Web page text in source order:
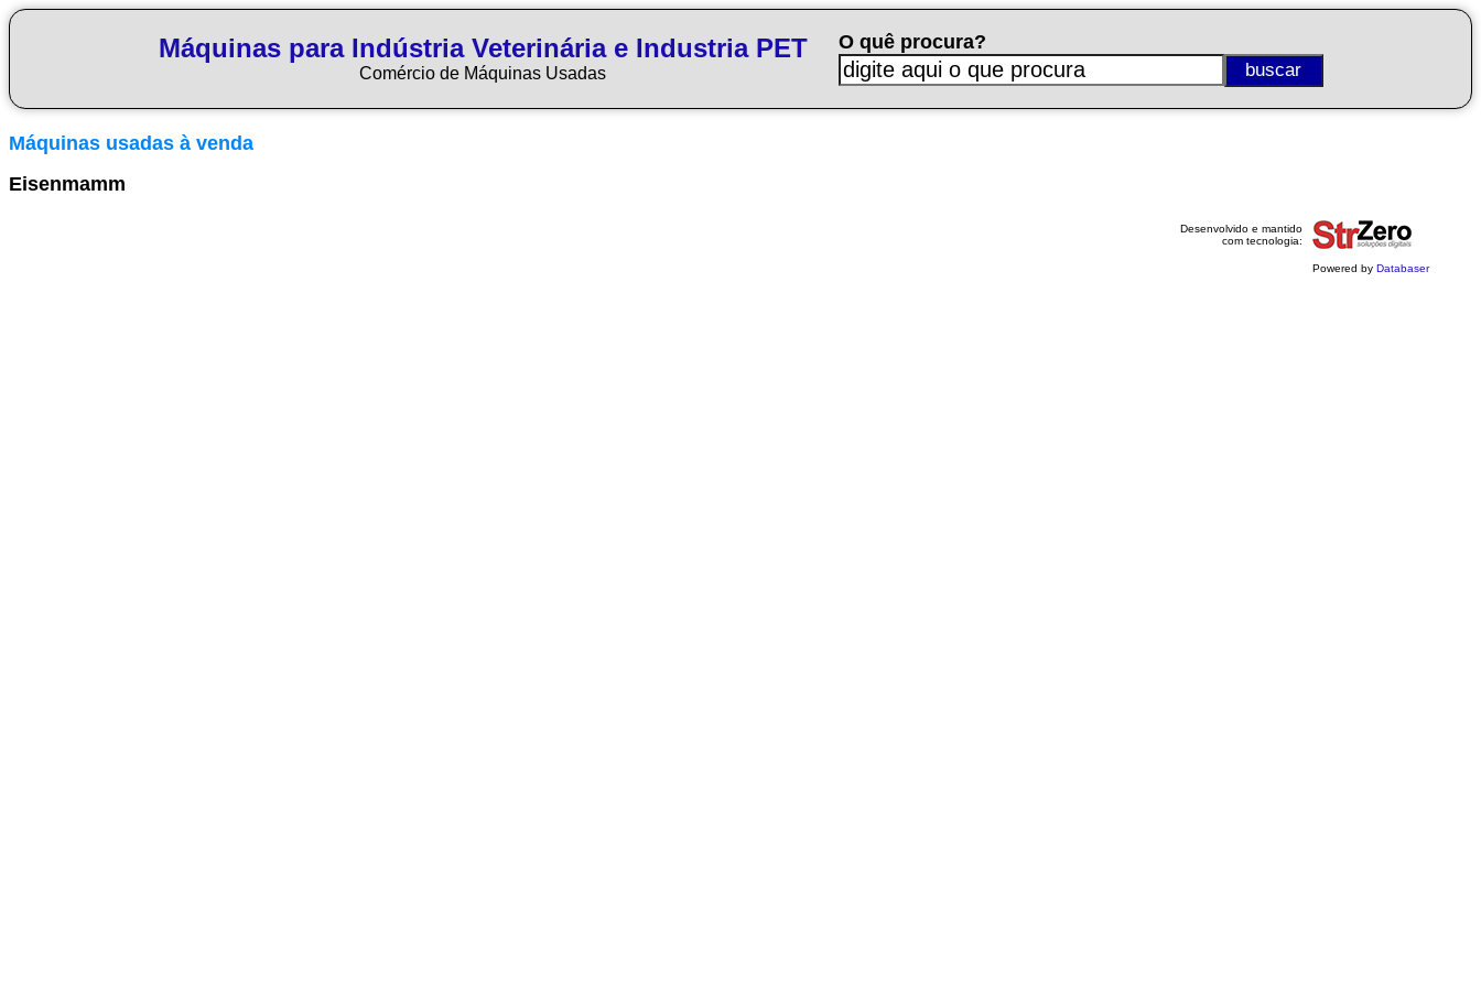
Máquinas para Indústria Veterinária e Industria PET
Comércio de Máquinas Usadas
O quê procura?
Máquinas usadas à venda
Eisenmamm
Desenvolvido e mantido
com tecnologia:
Powered by Databaser